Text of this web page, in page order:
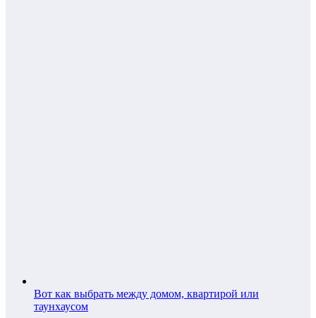
Вот как выбрать между домом, квартирой или
таунхаусом